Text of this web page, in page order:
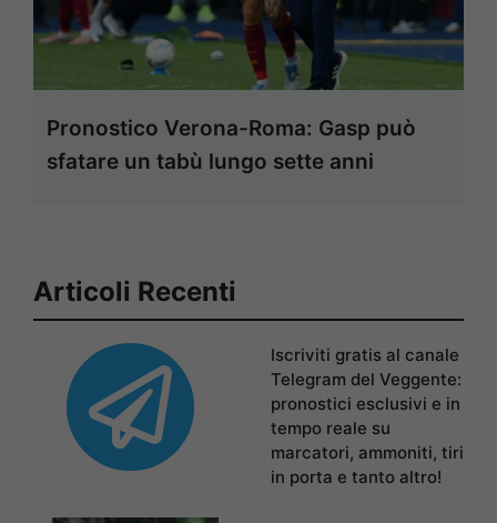
Pronostico Verona-Roma: Gasp può
sfatare un tabù lungo sette anni
Articoli Recenti
Iscriviti gratis al canale
Telegram del Veggente:
pronostici esclusivi e in
tempo reale su
marcatori, ammoniti, tiri
in porta e tanto altro!